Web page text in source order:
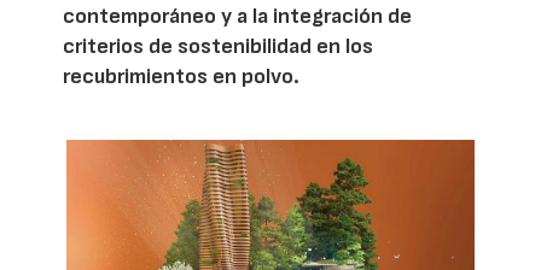
contemporáneo y a la integración de
criterios de sostenibilidad en los
recubrimientos en polvo.